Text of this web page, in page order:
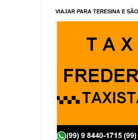
VIAJAR PARA TERESINA E